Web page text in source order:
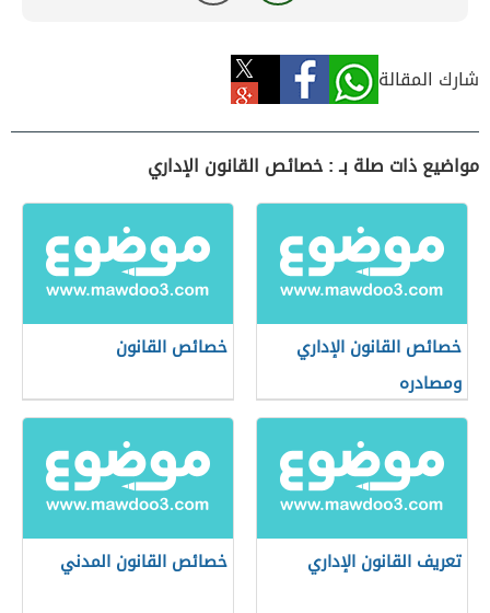
شارك المقالة
مواضيع ذات صلة بـ : خصائص القانون الإداري
خصائص القانون الإداري
ومصادره
خصائص القانون
تعريف القانون الإداري خصائص القانون المدني